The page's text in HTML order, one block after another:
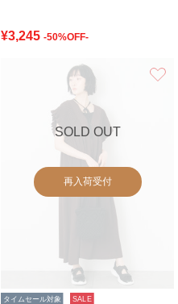
¥3,245 -50%OFF-
SOLD OUT
再入荷受付
タイムセール対象 SALE